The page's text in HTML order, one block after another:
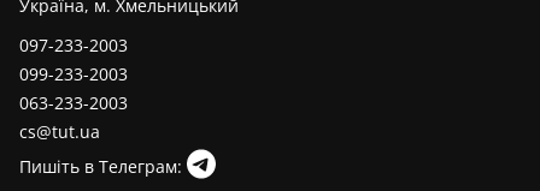
Україна, м. Хмельницький
097-233-2003
099-233-2003
063-233-2003
cs@tut.ua
Пишіть в Телеграм: